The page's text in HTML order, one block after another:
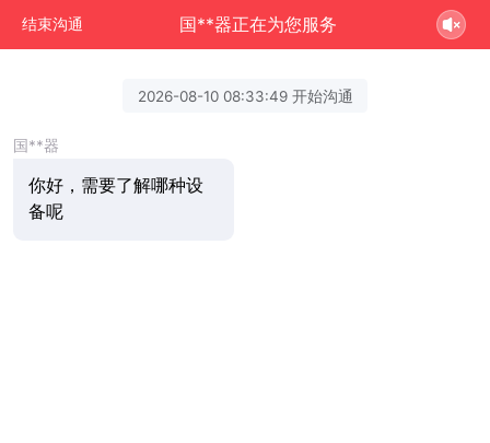
结束沟通 国**器正在为您服务
2026-08-10 08:33:49 开始沟通
国**器
你好，需要了解哪种设
备呢